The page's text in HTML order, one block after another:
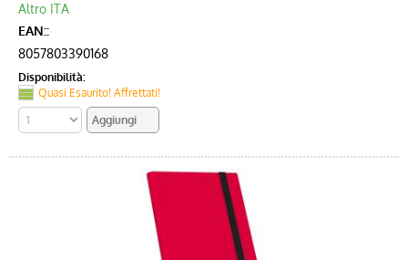
Altro ITA
EAN::
8057803390168
Disponibilità:
Quasi Esaurito! Affrettati!